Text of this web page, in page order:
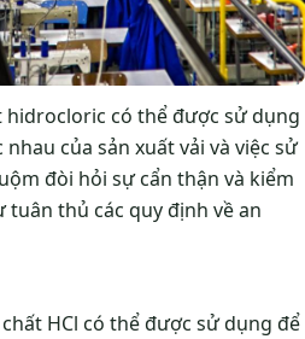
hidrocloric có thể được sử dụng
của sản xuất vải và việc sử
đòi hỏi sự cẩn thận và kiểm
thủ các quy định về an
chất HCl có thể được sử dụng để